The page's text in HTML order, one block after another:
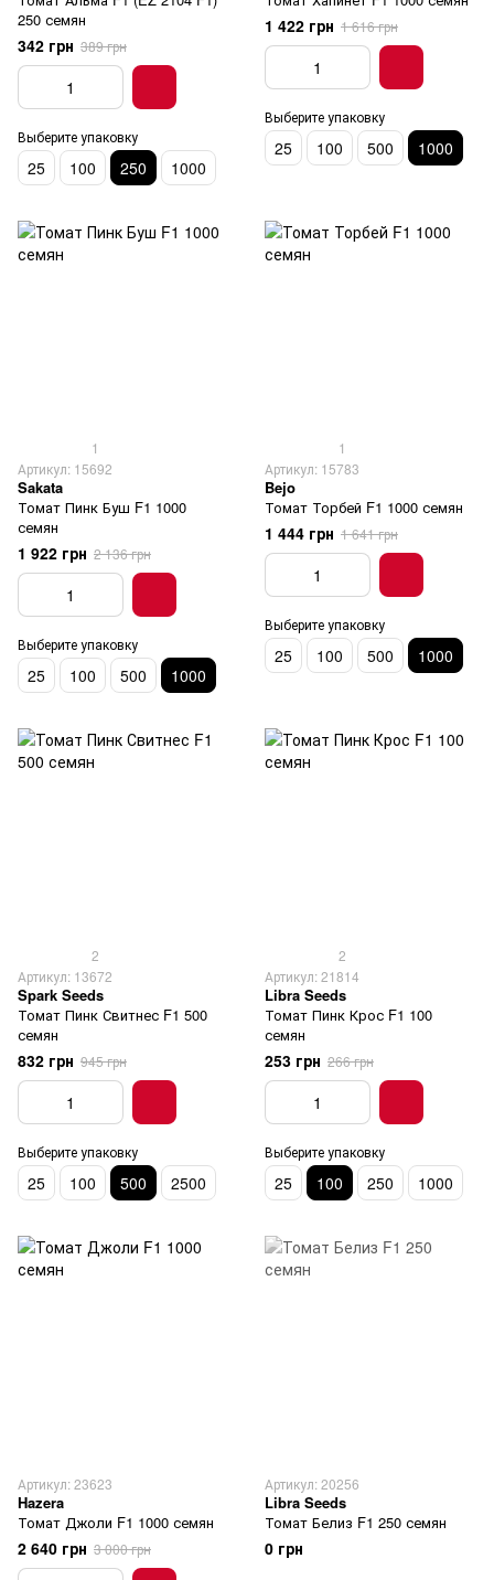
250 семян
342 грн 389 грн
Выберите упаковку
25 100 250 1000
1 422 грн 1 616 грн
Выберите упаковку
25 100 500 1000
1
Артикул: 15692
Sakata
Томат Пинк Буш F1 1000
семян
1 922 грн 2 136 грн
Выберите упаковку
25 100 500 1000
1
Артикул: 15783
Bejo
Томат Торбей F1 1000 семян
1 444 грн 1 641 грн
Выберите упаковку
25 100 500 1000
2
Артикул: 13672
Spark Seeds
Томат Пинк Свитнес F1 500
семян
832 грн 945 грн
Выберите упаковку
25 100 500 2500
2
Артикул: 21814
Libra Seeds
Томат Пинк Крос F1 100
семян
253 грн 266 грн
Выберите упаковку
25 100 250 1000
Артикул: 23623
Hazera
Томат Джоли F1 1000 семян
2 640 грн 3 000 грн
Артикул: 20256
Libra Seeds
Томат Белиз F1 250 семян
0 грн